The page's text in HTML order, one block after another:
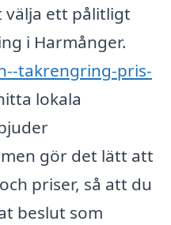
välja ett pålitligt
i Harmånger.
takrengring-pris-
lokala
gör det lätt att
priser, så att du
beslut som